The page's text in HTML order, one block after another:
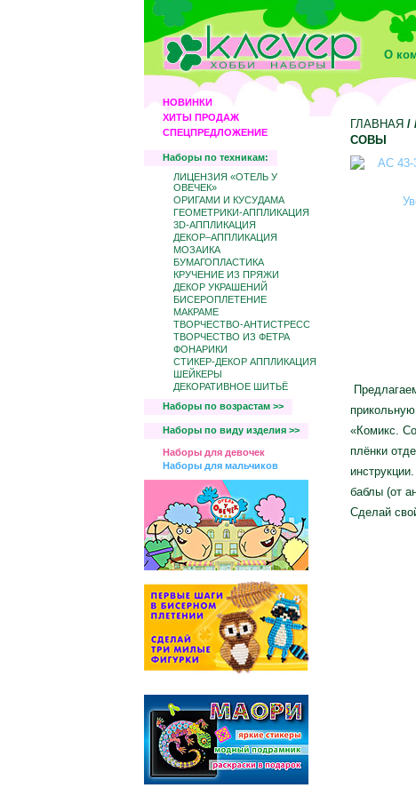
О
НОВИНКИ
ХИТЫ ПРОДАЖ
СПЕЦПРЕДЛОЖЕНИЕ
Наборы по техникам:
ЛИЦЕНЗИЯ «ОТЕЛЬ У
ОВЕЧЕК»
ОРИГАМИ И КУСУДАМА
ГЕОМЕТРИКИ-АППЛИКАЦИЯ
3D-АППЛИКАЦИЯ
ДЕКОР–АППЛИКАЦИЯ
МОЗАИКА
БУМАГОПЛАСТИКА
КРУЧЕНИЕ ИЗ ПРЯЖИ
ДЕКОР УКРАШЕНИЙ
БИCЕРОПЛЕТЕНИЕ
МАКРАМЕ
ТВОРЧЕСТВО-АНТИСТРЕСС
ТВОРЧЕСТВО ИЗ ФЕТРА
ФОНАРИКИ
СТИКЕР-ДЕКОР АППЛИКАЦИЯ
ШЕЙКЕРЫ
ДЕКОРАТИВНОЕ ШИТЬЁ
Наборы по возрастам >>
Наборы по виду изделия >>
Наборы для девочек
Наборы для мальчиков
ГЛАВНАЯ /
СОВЫ
«Комикс.
плёнки
баблы (от
Сделай